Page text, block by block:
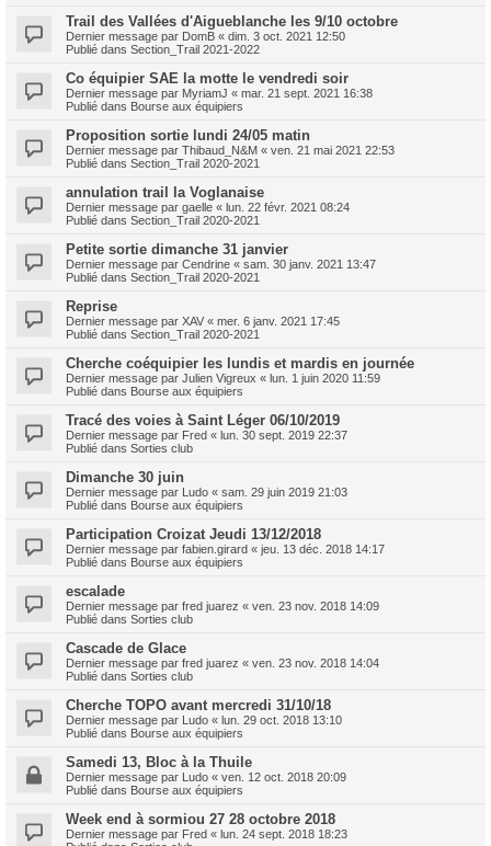
Trail des Vallées d'Aigueblanche les 9/10 octobre
Dernier message par DomB « dim. 3 oct. 2021 12:50
Publié dans Section_Trail 2021-2022
Co équipier SAE la motte le vendredi soir
Dernier message par MyriamJ « mar. 21 sept. 2021 16:38
Publié dans Bourse aux équipiers
Proposition sortie lundi 24/05 matin
Dernier message par Thibaud_N&M « ven. 21 mai 2021 22:53
Publié dans Section_Trail 2020-2021
annulation trail la Voglanaise
Dernier message par gaelle « lun. 22 févr. 2021 08:24
Publié dans Section_Trail 2020-2021
Petite sortie dimanche 31 janvier
Dernier message par Cendrine « sam. 30 janv. 2021 13:47
Publié dans Section_Trail 2020-2021
Reprise
Dernier message par XAV « mer. 6 janv. 2021 17:45
Publié dans Section_Trail 2020-2021
Cherche coéquipier les lundis et mardis en journée
Dernier message par Julien Vigreux « lun. 1 juin 2020 11:59
Publié dans Bourse aux équipiers
Tracé des voies à Saint Léger 06/10/2019
Dernier message par Fred « lun. 30 sept. 2019 22:37
Publié dans Sorties club
Dimanche 30 juin
Dernier message par Ludo « sam. 29 juin 2019 21:03
Publié dans Bourse aux équipiers
Participation Croizat Jeudi 13/12/2018
Dernier message par fabien.girard « jeu. 13 déc. 2018 14:17
Publié dans Bourse aux équipiers
escalade
Dernier message par fred juarez « ven. 23 nov. 2018 14:09
Publié dans Sorties club
Cascade de Glace
Dernier message par fred juarez « ven. 23 nov. 2018 14:04
Publié dans Sorties club
Cherche TOPO avant mercredi 31/10/18
Dernier message par Ludo « lun. 29 oct. 2018 13:10
Publié dans Bourse aux équipiers
Samedi 13, Bloc à la Thuile
Dernier message par Ludo « ven. 12 oct. 2018 20:09
Publié dans Bourse aux équipiers
Week end à sormiou 27 28 octobre 2018
Dernier message par Fred « lun. 24 sept. 2018 18:23